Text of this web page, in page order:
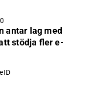
antar lag med
stödja fler e-